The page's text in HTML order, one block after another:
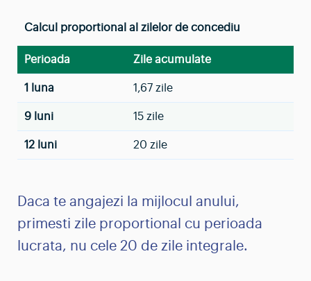
Calcul proportional al zilelor de concediu
Perioada Zile acumulate
1 luna 1,67 zile
9 luni 15 zile
12 luni 20 zile
Daca te angajezi la mijlocul anului,
primesti zile proportional cu perioada
lucrata, nu cele 20 de zile integrale.